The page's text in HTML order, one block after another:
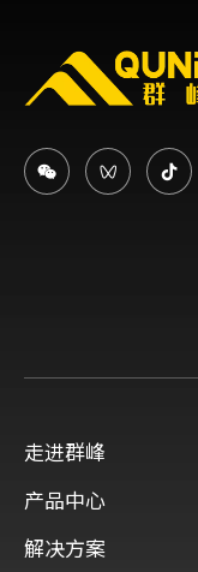
走进群峰
产品中心
解决方案